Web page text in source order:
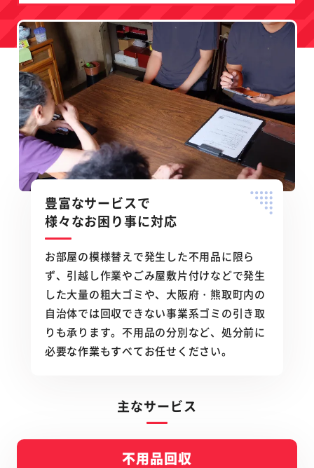
豊富なサービスで
様々なお困り事に対応
お部屋の模様替えで発生した不用品に限ら
ず、引越し作業やごみ屋敷片付けなどで発生
した大量の粗大ゴミや、大阪府・熊取町内の
自治体では回収できない事業系ゴミの引き取
りも承ります。不用品の分別など、処分前に
必要な作業もすべてお任せください。
主なサービス
不用品回収